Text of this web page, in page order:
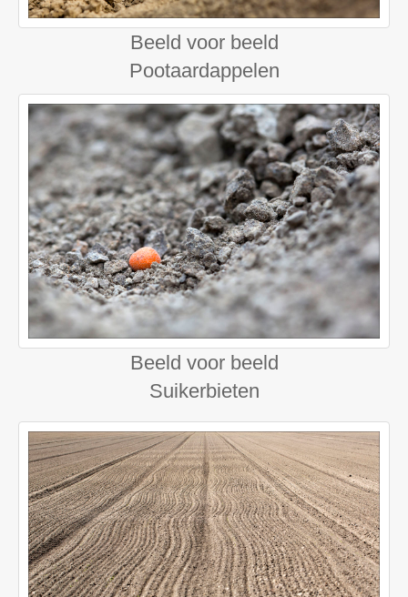
Beeld voor beeld
Pootaardappelen
Beeld voor beeld
Suikerbieten